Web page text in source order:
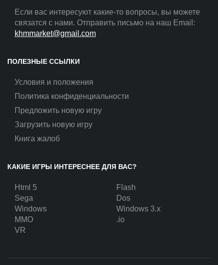
Если вас интересуют какие-то вопросы, вы можете
связатся с нами. Отправить письмо на наш Email:
khmmarket@gmail.com
ПОЛЕЗНЫЕ ССЫЛКИ
Условия и положения
Политика конфиденциальности
Предложить новую игру
Загрузить новую игру
Книга жалоб
КАКИЕ ИГРЫ ИНТЕРЕСНЕЕ ДЛЯ ВАС?
Html 5
Flash
Sega
Dos
Windows
Windows 3.x
MMO
.io
VR